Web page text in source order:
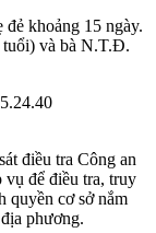
khoảng 15 ngày.
và bà N.T.Đ.
điều tra Công an
vụ để điều tra, truy
quyền cơ sở nắm
phương.